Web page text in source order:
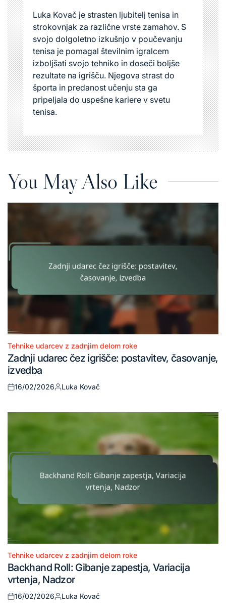
Luka Kovač je strasten ljubitelj tenisa in
strokovnjak za različne vrste zamahov. S
svojo dolgoletno izkušnjo v poučevanju
tenisa je pomagal številnim igralcem
izboljšati svojo tehniko in doseči boljše
rezultate na igrišču. Njegova strast do
športa in predanost učenju sta ga
pripeljala do uspešne kariere v svetu
tenisa.
You May Also Like
Posted
in
Tehnike udarcev z zadnjim delom roke
Zadnji udarec čez igrišče: postavitev, časovanje,
izvedba
Posted
16/02/2026
Posted
Luka Kovač
Posted
in
Tehnike udarcev z zadnjim delom roke
Backhand Roll: Gibanje zapestja, Variacija
vrtenja, Nadzor
Posted
16/02/2026
Posted
Luka Kovač